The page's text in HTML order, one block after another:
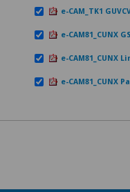
e-CAM_TK1
e-CAM81_CUNX
e-CAM81_CUNX
e-CAM81_CUNX